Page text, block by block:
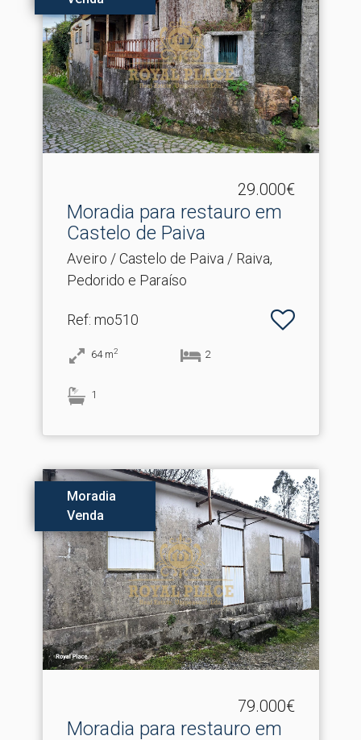
29.000€
Moradia para restauro em
Castelo de Paiva
Aveiro / Castelo de Paiva / Raiva,
Pedorido e Paraíso
Ref: mo510
64 m2 2
1
Moradia
Venda
79.000€
Moradia para restauro em